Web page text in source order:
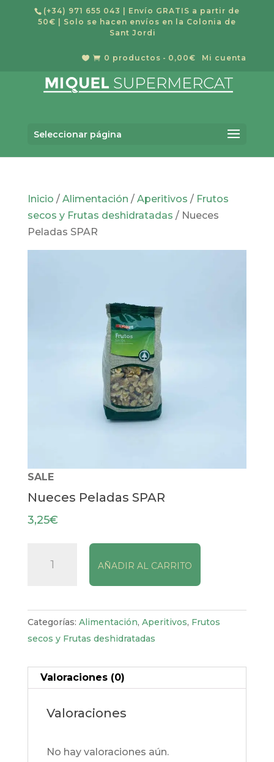
(+34) 971 655 043
| Envío GRATIS a partir de
50€ | Solo se hacen envíos en la Colonia de
Sant Jordi
Mi cuenta
  0 productos 0,00€
Seleccionar página
de
productos
Inicio / Alimentación / Aperitivos / Frutos
secos y Frutas deshidratadas / Nueces
Peladas SPAR
SALE
Nueces Peladas SPAR
3,25€
Peladas
AÑADIR AL CARRITO
Categorías: Alimentación, Aperitivos, Frutos
secos y Frutas deshidratadas
Valoraciones (0)
Valoraciones
No hay valoraciones aún.